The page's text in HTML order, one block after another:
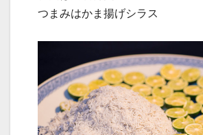
つまみはかま揚げシラス